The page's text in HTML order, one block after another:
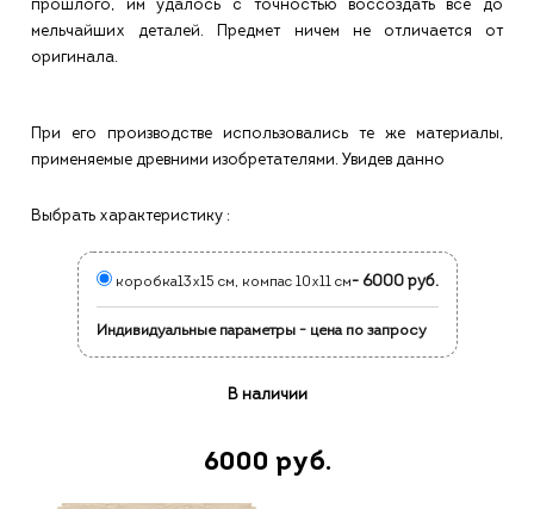
прошлого, им удалось с точностью воссоздать все до
мельчайших деталей. Предмет ничем не отличается от
оригинала.
При его производстве использовались те же материалы,
применяемые древними изобретателями. Увидев данно
Выбрать характеристику :
коробка13х15 см, компас 10х11 см- 6000 руб.
Индивидуальные параметры - цена по запросу
В наличии
6000 руб.